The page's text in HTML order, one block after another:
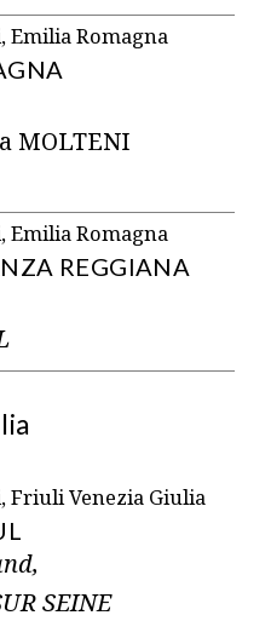
Emilia Romagna
MOLTENI
Emilia Romagna
REGGIANA
Friuli Venezia Giulia
SEINE